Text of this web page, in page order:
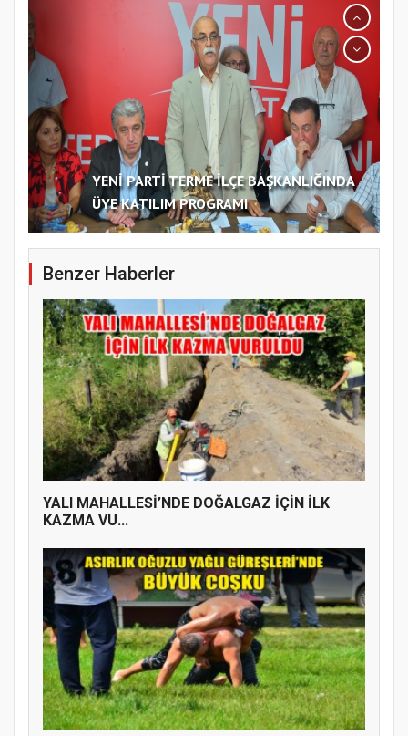
YENİ PARTİ TERME İLÇE BAŞKANLIĞINDA
ÜYE KATILIM PROGRAMI
Benzer Haberler
YALI MAHALLESİ’NDE DOĞALGAZ İÇİN İLK
KAZMA VU...